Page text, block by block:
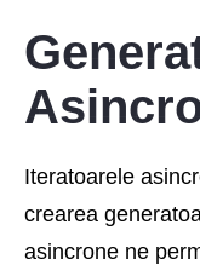
Iteratoarele
crearea
asincrone ne